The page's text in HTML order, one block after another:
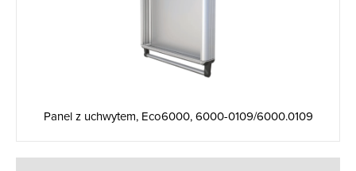
Panel z uchwytem, Eco6000, 6000-0109/6000.0109